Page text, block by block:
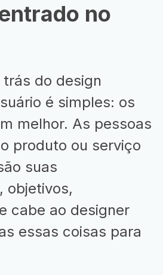
no
do design
é simples: os
melhor. As pessoas
produto ou serviço
suas
objetivos,
cabe ao designer
essas coisas para